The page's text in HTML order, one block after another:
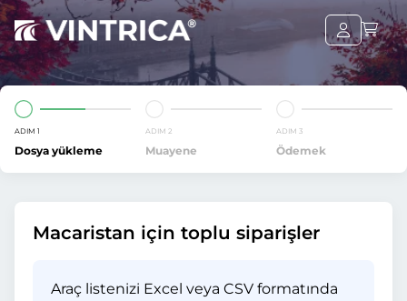
ADIM 1
Dosya yükleme
ADIM 2
Muayene
ADIM 3
Ödemek
Macaristan için toplu siparişler
Araç listenizi Excel veya CSV formatında